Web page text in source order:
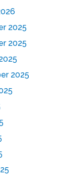
2025
2025
2025